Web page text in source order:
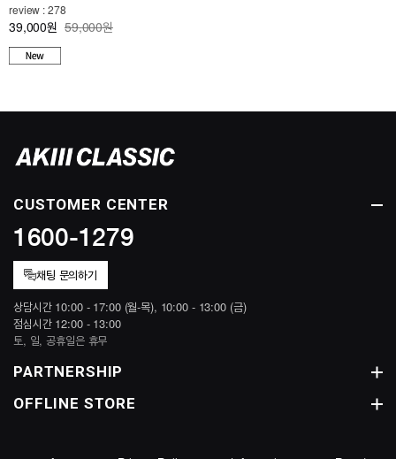
review : 278
39,000원 59,000원
CUSTOMER CENTER
1600-1279
채팅 문의하기
상담시간 10:00 - 17:00 (월-목), 10:00 - 13:00 (금)
점심시간 12:00 - 13:00
토, 일, 공휴일은 휴무
PARTNERSHIP
OFFLINE STORE